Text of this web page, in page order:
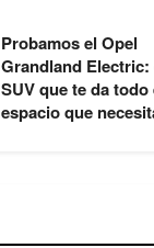
Probamos el Opel
Grandland Electric:
SUV que te da todo
espacio que